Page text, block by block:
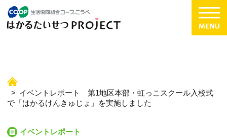
イベントレポート 第1地区本部・虹っこスクール入校式
で「はかるけんきゅじょ」を実施しました
イベントレポート